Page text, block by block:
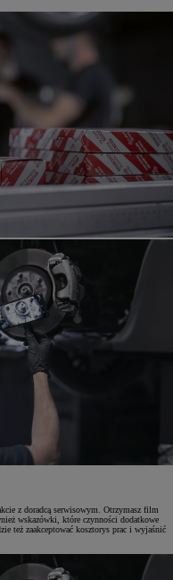
z doradcą serwisowym. Otrzymasz film
wskazówki, które czynności dodatkowe
też zaakceptować kosztorys prac i wyjaśnić